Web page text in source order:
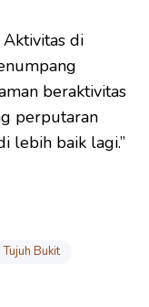
Aktivitas di
beraktivitas
perputaran
lebih baik lagi.”
Bukit